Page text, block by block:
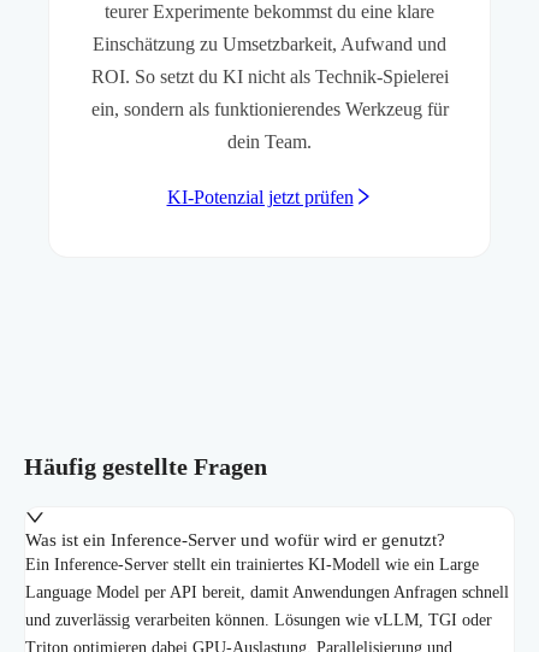
teurer Experimente bekommst du eine klare
Einschätzung zu Umsetzbarkeit, Aufwand und
ROI. So setzt du KI nicht als Technik-Spielerei
ein, sondern als funktionierendes Werkzeug für
dein Team.
KI-Potenzial jetzt prüfen
Häufig gestellte Fragen
Was ist ein Inference-Server und wofür wird er genutzt?
Ein Inference-Server stellt ein trainiertes KI-Modell wie ein Large
Language Model per API bereit, damit Anwendungen Anfragen schnell
und zuverlässig verarbeiten können. Lösungen wie vLLM, TGI oder
Triton optimieren dabei GPU-Auslastung, Parallelisierung und